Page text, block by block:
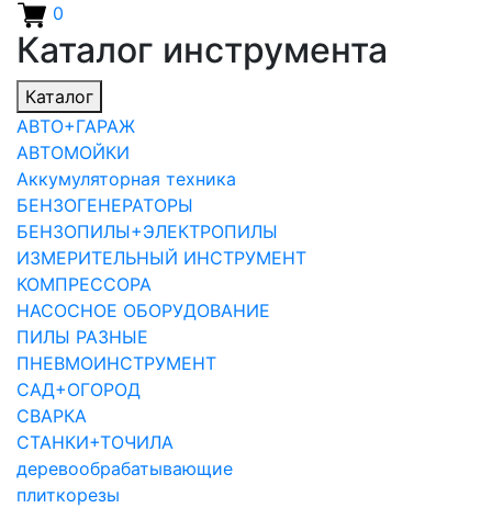
0
Каталог инструмента
Каталог
АВТО+ГАРАЖ
АВТОМОЙКИ
Аккумуляторная техника
БЕНЗОГЕНЕРАТОРЫ
БЕНЗОПИЛЫ+ЭЛЕКТРОПИЛЫ
ИЗМЕРИТЕЛЬНЫЙ ИНСТРУМЕНТ
КОМПРЕССОРА
НАСОСНОЕ ОБОРУДОВАНИЕ
ПИЛЫ РАЗНЫЕ
ПНЕВМОИНСТРУМЕНТ
САД+ОГОРОД
СВАРКА
СТАНКИ+ТОЧИЛА
деревообрабатывающие
плиткорезы